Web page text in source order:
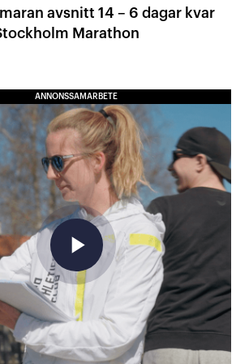
avsnitt 14 – 6 dagar kvar
Marathon
ANNONSSAMARBETE
play_arrow